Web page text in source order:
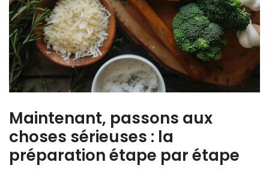
Maintenant, passons aux
choses sérieuses : la
préparation étape par étape